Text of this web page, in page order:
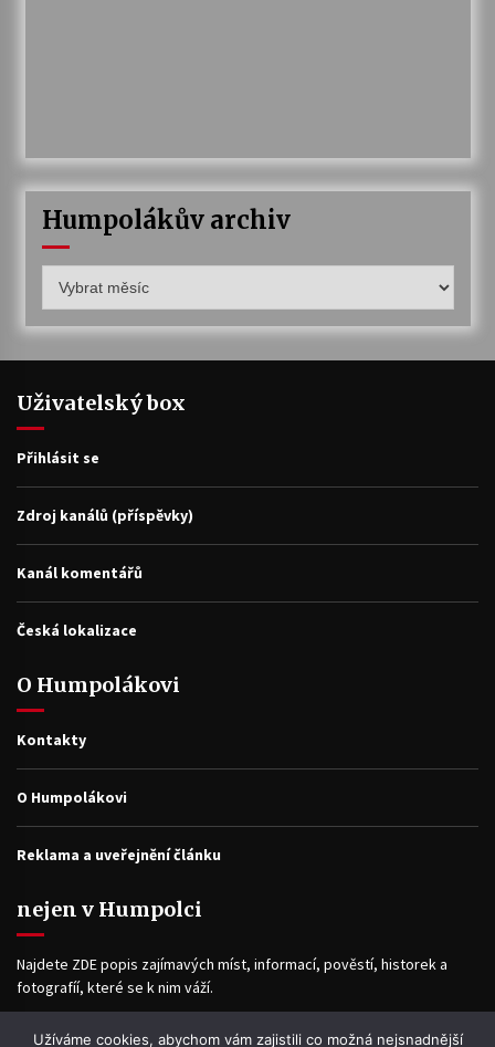
Humpolákův archiv
archiv
Uživatelský box
Přihlásit se
Zdroj kanálů (příspěvky)
Kanál komentářů
Česká lokalizace
O Humpolákovi
Kontakty
O Humpolákovi
Reklama a uveřejnění článku
nejen v Humpolci
Najdete ZDE popis zajímavých míst, informací, pověstí, historek a
fotografíí, které se k nim váží.
Užíváme cookies, abychom vám zajistili co možná nejsnadnější